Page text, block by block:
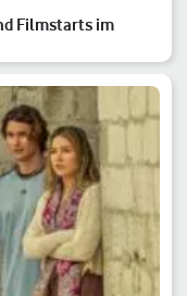
Filmstarts im